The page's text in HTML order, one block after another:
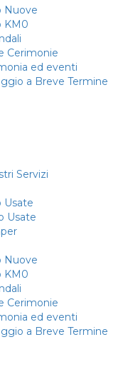
Nuove
KM0
Cerimonie
ed eventi
a Breve Termine
Servizi
Usate
Usate
Nuove
KM0
Cerimonie
ed eventi
a Breve Termine